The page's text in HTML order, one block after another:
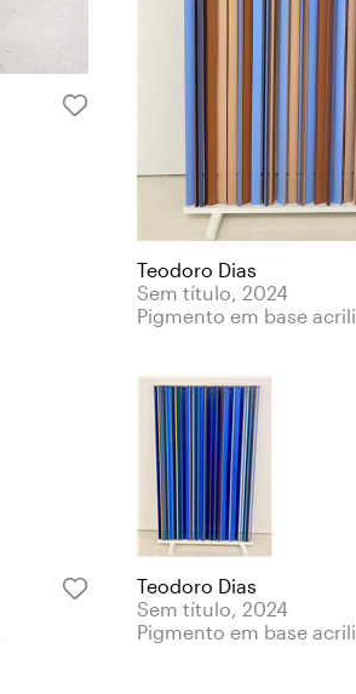
Teodoro Dias
Sem título, 2024
Pigmento em base
Teodoro Dias
Sem título, 2024
Pigmento em base